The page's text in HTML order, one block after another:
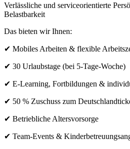
Verlässliche und serviceorientierte
Belastbarkeit
Das bieten wir Ihnen:
✔ Mobiles Arbeiten & flexible
✔ 30 Urlaubstage (bei 5-Tage-Woche)
✔ E-Learning, Fortbildungen &
✔ 50 % Zuschuss zum
✔ Betriebliche Altersvorsorge
✔ Team-Events &